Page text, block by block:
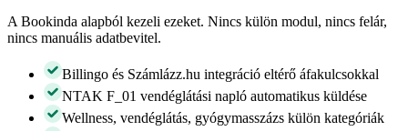
A Bookinda alapból kezeli ezeket. Nincs külön modul, nincs felár,
nincs manuális adatbevitel.
Billingo és Számlázz.hu integráció eltérő áfakulcsokkal
NTAK F_01 vendéglátási napló automatikus küldése
Wellness, vendéglátás, gyógymasszázs külön kategóriák